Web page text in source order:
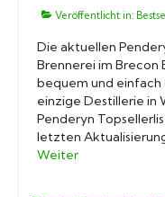
Veröffentlicht in:
Die aktuellen
Brennerei im Brecon
bequem und einfach
einzige Destillerie in
Penderyn
letzten
Weiter